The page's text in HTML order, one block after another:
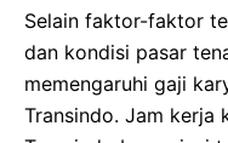
Selain faktor-faktor
dan kondisi pasar
memengaruhi gaji
Transindo. Jam kerja